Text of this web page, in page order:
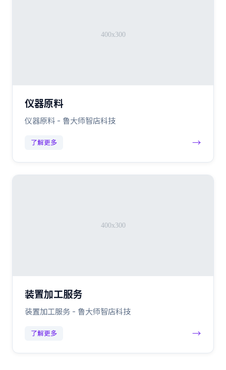
仪器原料
仪器原料 - 鲁大师智店科技
了解更多 →
装置加工服务
装置加工服务 - 鲁大师智店科技
了解更多 →